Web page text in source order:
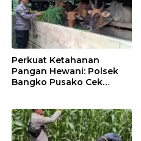
Perkuat Ketahanan
Pangan Hewani: Polsek
Bangko Pusako Cek